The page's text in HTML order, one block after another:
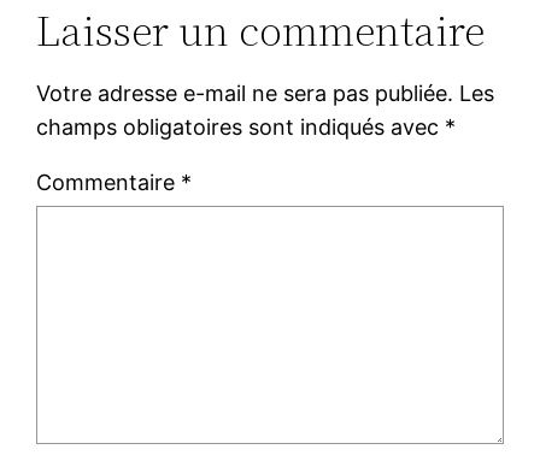
Laisser un commentaire
Votre adresse e-mail ne sera pas publiée. Les
champs obligatoires sont indiqués avec *
Commentaire *